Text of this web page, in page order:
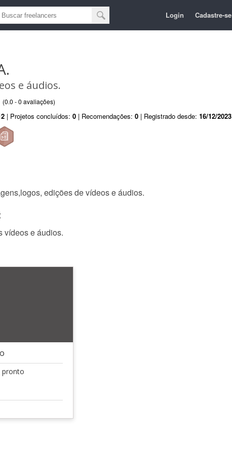
Login Cadastre-se
e áudios.
(0.0 - 0 avaliações)
| Projetos concluídos: 0 | Recomendações: 0 | Registrado desde: 16/12/2023
edições de vídeos e áudios.
vídeos e áudios.
pronto